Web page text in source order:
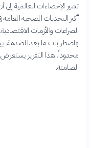
تشير الإحصاءات العالمية
أكبر التحديات الصحية
الصراعات والأزمات
واضطرابات ما بعد الصدمة،
محدوداً. هذا التقرير
الصامتة.